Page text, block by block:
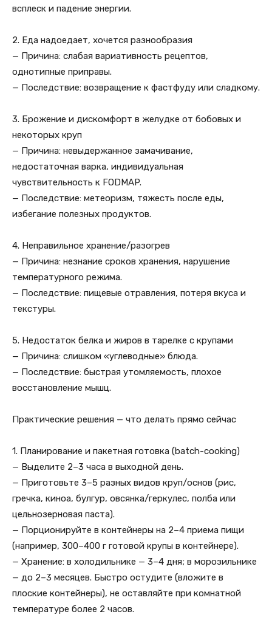
всплеск и падение энергии.
2. Еда надоедает, хочется разнообразия
— Причина: слабая вариативность рецептов,
однотипные приправы.
— Последствие: возвращение к фастфуду или сладкому.
3. Брожение и дискомфорт в желудке от бобовых и
некоторых круп
— Причина: невыдержанное замачивание,
недостаточная варка, индивидуальная
чувствительность к FODMAP.
— Последствие: метеоризм, тяжесть после еды,
избегание полезных продуктов.
4. Неправильное хранение/разогрев
— Причина: незнание сроков хранения, нарушение
температурного режима.
— Последствие: пищевые отравления, потеря вкуса и
текстуры.
5. Недостаток белка и жиров в тарелке с крупами
— Причина: слишком «углеводные» блюда.
— Последствие: быстрая утомляемость, плохое
восстановление мышц.
Практические решения — что делать прямо сейчас
1. Планирование и пакетная готовка (batch-cooking)
— Выделите 2–3 часа в выходной день.
— Приготовьте 3–5 разных видов круп/основ (рис,
гречка, киноа, булгур, овсянка/геркулес, полба или
цельнозерновая паста).
— Порционируйте в контейнеры на 2–4 приема пищи
(например, 300–400 г готовой крупы в контейнере).
— Хранение: в холодильнике — 3–4 дня; в морозильнике
— до 2–3 месяцев. Быстро остудите (вложите в
плоские контейнеры), не оставляйте при комнатной
температуре более 2 часов.